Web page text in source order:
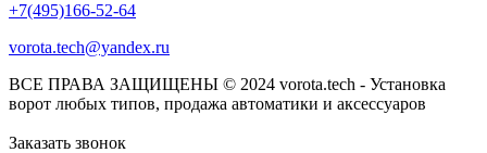
+7(495)166-52-64
vorota.tech@yandex.ru
ВСЕ ПРАВА ЗАЩИЩЕНЫ © 2024 vorota.tech - Установка
ворот любых типов, продажа автоматики и аксессуаров
Заказать звонок